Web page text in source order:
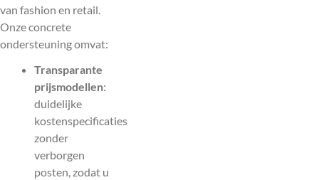
van fashion en retail.
Onze concrete
ondersteuning omvat:
Transparante
prijsmodellen:
duidelijke
kostenspecificaties
zonder
verborgen
posten, zodat u